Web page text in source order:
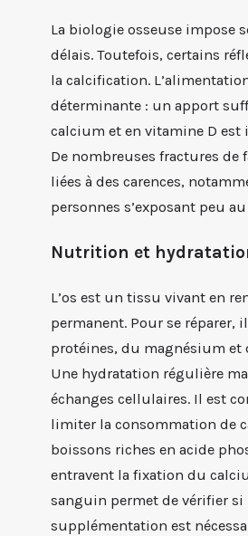
La biologie osseuse impose
délais. Toutefois, certains
la calcification.
déterminante : un apport
calcium et en vitamine D est
De nombreuses fractures de
liées à des carences,
personnes s’exposant peu
Nutrition et
L’os est un tissu vivant en
permanent. Pour se réparer,
protéines, du magnésium et
Une hydratation régulière
échanges cellulaires. Il est
limiter la consommation de
boissons riches en acide
entravent la fixation du
sanguin permet de vérifier si
supplémentation est